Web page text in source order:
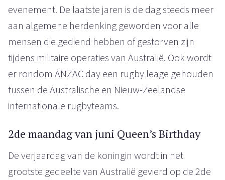
evenement. De laatste jaren is de dag steeds meer
aan algemene herdenking geworden voor alle
mensen die gediend hebben of gestorven zijn
tijdens militaire operaties van Australië. Ook wordt
er rondom ANZAC day een rugby leage gehouden
tussen de Australische en Nieuw-Zeelandse
internationale rugbyteams.
2de maandag van juni Queen’s Birthday
De verjaardag van de koningin wordt in het
grootste gedeelte van Australië gevierd op de 2de